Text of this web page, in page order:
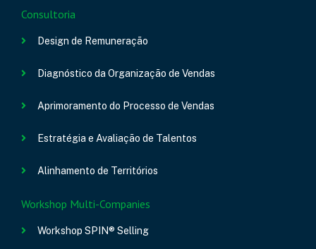
Consultoria
Design de Remuneração
Diagnóstico da Organização de Vendas
Aprimoramento do Processo de Vendas
Estratégia e Avaliação de Talentos
Alinhamento de Territórios
Workshop Multi-Companies
Workshop SPIN® Selling